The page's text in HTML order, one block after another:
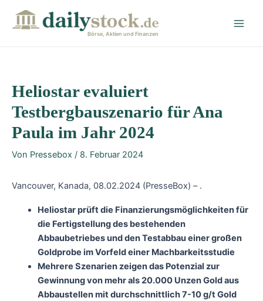
Börse, Aktien und Finanzen
Heliostar evaluiert
Testbergbauszenario für Ana
Paula im Jahr 2024
Von Pressebox / 8. Februar 2024
Vancouver, Kanada, 08.02.2024 (PresseBox) – .
Heliostar prüft die Finanzierungsmöglichkeiten für
die Fertigstellung des bestehenden
Abbaubetriebes und den Testabbau einer großen
Goldprobe im Vorfeld einer Machbarkeitsstudie
Mehrere Szenarien zeigen das Potenzial zur
Gewinnung von mehr als 20.000 Unzen Gold aus
Abbaustellen mit durchschnittlich 7-10 g/t Gold